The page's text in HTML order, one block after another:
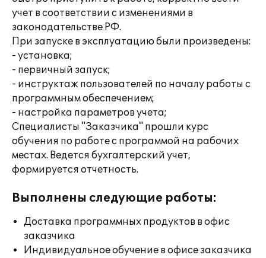
учет в соответствии с изменениями в
законодательстве РФ.
При запуске в эксплуатацию были произведены:
- установка;
- первичный запуск;
- инструктаж пользователей по началу работы с
программным обеспечением;
- настройка параметров учета;
Специалисты "Заказчика" прошли курс
обучения по работе с программой на рабочих
местах. Ведется бухгалтерский учет,
формируется отчетность.
Выполнены следующие работы:
Доставка программных продуктов в офис
заказчика
Индивидуальное обучение в офисе заказчика